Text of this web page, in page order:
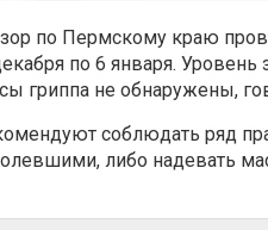
по Пермскому краю
по 6 января.
гриппа не обнаружены,
соблюдать ряд
либо надевать